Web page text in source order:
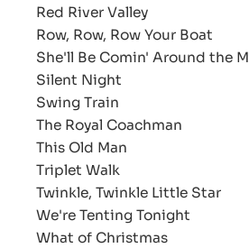
Red River Valley
Row, Row, Row Your Boat
She'll Be Comin' Around the
Silent Night
Swing Train
The Royal Coachman
This Old Man
Triplet Walk
Twinkle, Twinkle Little Star
We're Tenting Tonight
What of Christmas